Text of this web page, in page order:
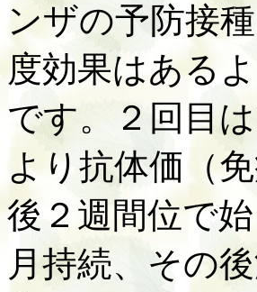
ンザの予防接
度効果はある
です。２回目は
より抗体価（
後２週間位で
月持続、その